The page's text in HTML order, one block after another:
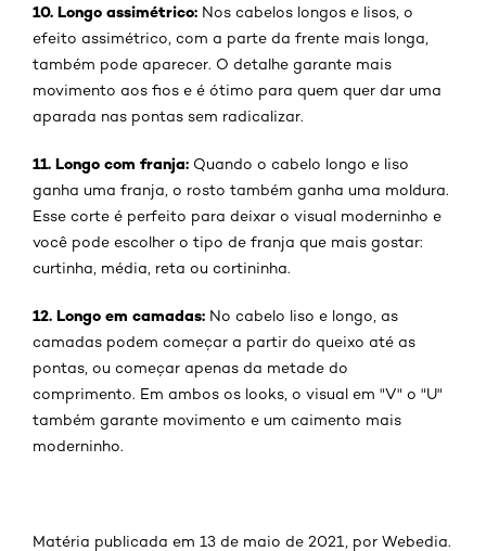
10. Longo assimétrico: Nos cabelos longos e lisos, o
efeito assimétrico, com a parte da frente mais longa,
também pode aparecer. O detalhe garante mais
movimento aos fios e é ótimo para quem quer dar uma
aparada nas pontas sem radicalizar.
11. Longo com franja: Quando o cabelo longo e liso
ganha uma franja, o rosto também ganha uma moldura.
Esse corte é perfeito para deixar o visual moderninho e
você pode escolher o tipo de franja que mais gostar:
curtinha, média, reta ou cortininha.
12. Longo em camadas: No cabelo liso e longo, as
camadas podem começar a partir do queixo até as
pontas, ou começar apenas da metade do
comprimento. Em ambos os looks, o visual em "V" o "U"
também garante movimento e um caimento mais
moderninho.
Matéria publicada em 13 de maio de 2021, por Webedia.